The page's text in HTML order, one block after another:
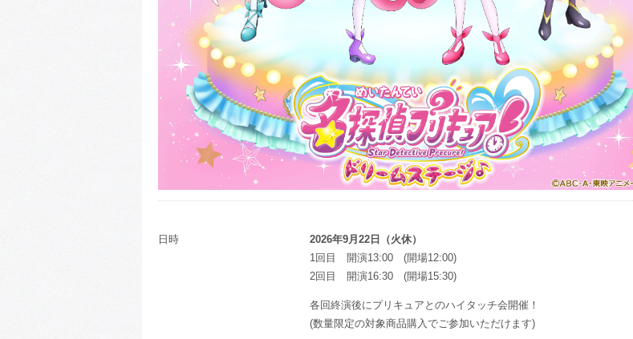
日時
2026年9月22日（火休）
1回目 開演13:00 (開場12:00)
2回目 開演16:30 (開場15:30)
各回終演後にプリキュアとのハイタッチ会開催！
(数量限定の対象商品購入でご参加いただけます)